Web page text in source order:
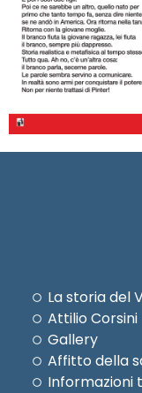
La storia del
Attilio Corsini
Gallery
Affitto della
Informazioni